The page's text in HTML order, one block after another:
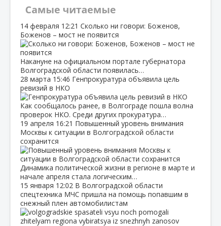
Самые читаемые
14 февраля 12:21 Сколько ни говори: Боженов,
Боженов – мост не появится
Накануне на официальном портале губернатора
Волгоградской области появилась…
28 марта 15:46 Генпрокуратура объявила цель
ревизий в НКО
Как сообщалось ранее, в Волгограде пошла волна
проверок НКО. Среди других прокуратура…
19 апреля 16:21 Повышенный уровень внимания
Москвы к ситуации в Волгоградской области
сохранится
Динамика политической жизни в регионе в марте и
начале апреля стала логическим…
15 января 12:02 В Волгоградской области
спецтехника МЧС пришла на помощь попавшим в
снежный плен автомобилистам